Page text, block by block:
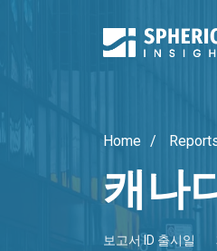
Home
캐나
보고서 ID 출시일